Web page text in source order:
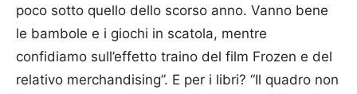
poco sotto quello dello scorso anno. Vanno bene
le bambole e i giochi in scatola, mentre
confidiamo sull’effetto traino del film Frozen e del
relativo merchandising”. E per i libri? “Il quadro non